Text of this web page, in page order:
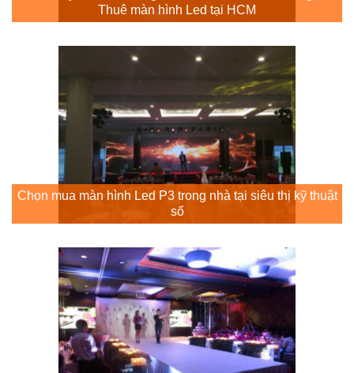
Thuê màn hình Led tại HCM
Chọn mua màn hình Led P3 trong nhà tại siêu thị kỹ thuật
số